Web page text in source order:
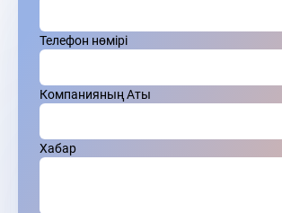
Телефон нөмірі
Компанияның Аты
Хабар